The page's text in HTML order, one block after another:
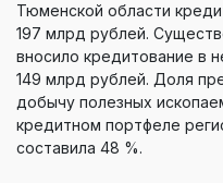
Тюменской области
197 млрд рублей.
вносило кредитование в
149 млрд рублей. Доля
добычу полезных
кредитном портфеле
составила 48 %.